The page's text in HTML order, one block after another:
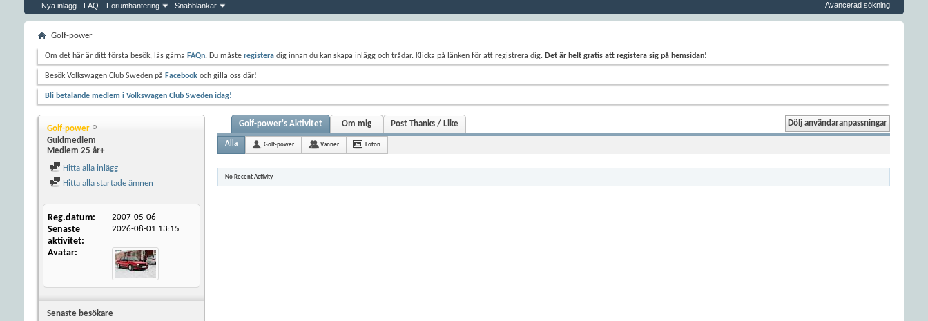
Nya inlägg FAQ Forumhantering Snabblänkar Avancerad sökning
Golf-power
Om det här är ditt första besök, läs gärna FAQn. Du måste registera dig innan du kan skapa inlägg och trådar. Klicka på länken för att registrera dig. Det är helt gratis att registera sig på hemsidan!
Besök Volkswagen Club Sweden på Facebook och gilla oss där!
Bli betalande medlem i Volkswagen Club Sweden idag!
Golf-power
Guldmedlem
Medlem 25 år+
Hitta alla inlägg
Hitta alla startade ämnen
Reg.datum 2007-05-06
Senaste
aktivitet
2026-08-01 13:15
Avatar
Senaste besökare
Golf-power's Aktivitet Om mig Post Thanks / Like
Alla Golf-power Vänner Foton
No Recent Activity